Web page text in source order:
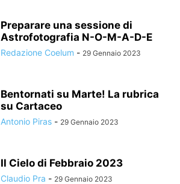
Preparare una sessione di
Astrofotografia N-O-M-A-D-E
Redazione Coelum - 29 Gennaio 2023
Bentornati su Marte! La rubrica
su Cartaceo
Antonio Piras - 29 Gennaio 2023
Il Cielo di Febbraio 2023
Claudio Pra - 29 Gennaio 2023